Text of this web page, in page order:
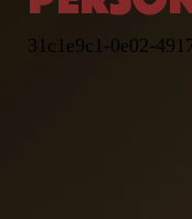
31c1e9c1-0e02-